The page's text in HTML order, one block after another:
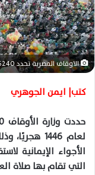
ل
ك
ت
ر
و
ي
الاوقاف المصرية تحدد 6240 ساحة لصلاة عيد الفطر المبارك
كتب| ايمن الجوهري
لعام 1446
الأجواء الإيمانية
التي تقام بها صلاة